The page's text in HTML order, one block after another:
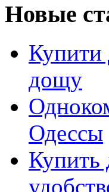
Новые
Купити
дощу
Одессы
Купить